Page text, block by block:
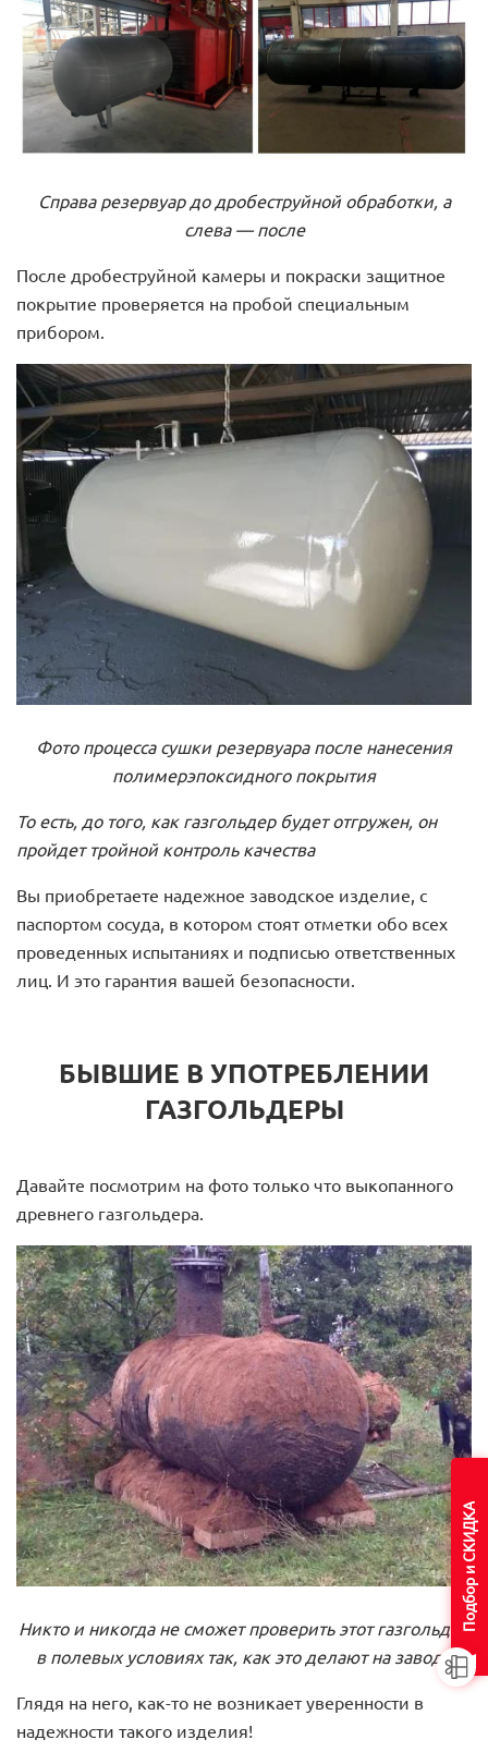
Справа резервуар до дробеструйной обработки, а
слева — после
После дробеструйной камеры и покраски защитное
покрытие проверяется на пробой специальным
прибором.
Фото процесса сушки резервуара после нанесения
полимерэпоксидного покрытия
То есть, до того, как газгольдер будет отгружен, он
пройдет тройной контроль качества
Вы приобретаете надежное заводское изделие, с
паспортом сосуда, в котором стоят отметки обо всех
проведенных испытаниях и подписью ответственных
лиц. И это гарантия вашей безопасности.
БЫВШИЕ В УПОТРЕБЛЕНИИ
ГАЗГОЛЬДЕРЫ
Давайте посмотрим на фото только что выкопанного
древнего газгольдера.
Никто и никогда не сможет проверить этот газгольдер
в полевых условиях так, как это делают на заводе
Глядя на него, как-то не возникает уверенности в
надежности такого изделия!
Подбор и СКИДКА